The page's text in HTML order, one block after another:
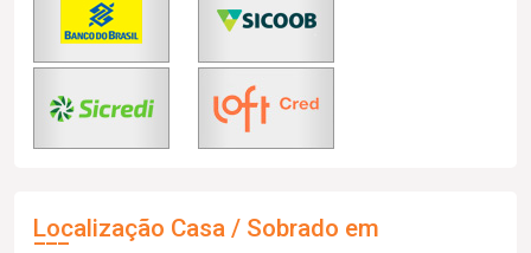
Localização Casa / Sobrado em